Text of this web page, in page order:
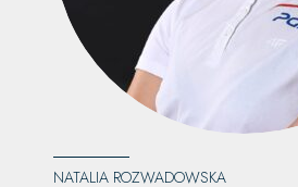
NATALIA ROZWADOWSKA